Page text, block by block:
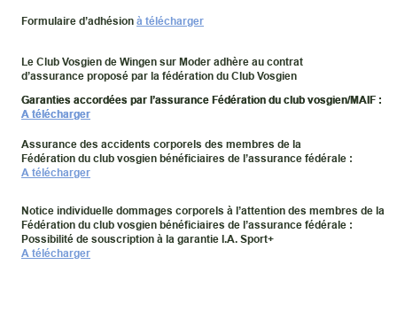
Formulaire d’adhésion à télécharger
Le Club Vosgien de Wingen sur Moder adhère au contrat
d’assurance proposé par la fédération du Club Vosgien
Garanties accordées par l’assurance Fédération du club vosgien/MAIF :
A télécharger
Assurance des accidents corporels des membres de la
Fédération du club vosgien bénéficiaires de l’assurance fédérale :
A télécharger
Notice individuelle dommages corporels à l’attention des membres de la
Fédération du club vosgien bénéficiaires de l’assurance fédérale :
Possibilité de souscription à la garantie I.A. Sport+
A télécharger
Garanties accordées par l’assurance Fédération du club vosgien/MAIF :
A télécharger